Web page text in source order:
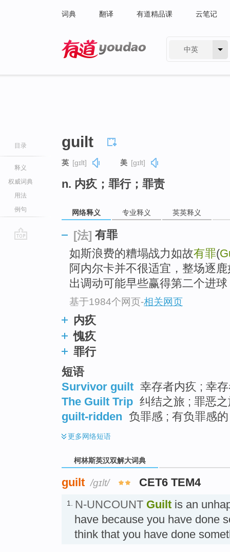
词典 翻译 有道精品课 云笔记
中英
目录
释义
权威词典
用法
例句
guilt
英 [ɡɪlt] 美 [ɡɪlt]
n. 内疚；罪行；罪责
网络释义 专业释义 英英释义
[法] 有罪
如斯浪费的糟塌战力如故有罪(
阿内尔卡并不很适宜，整场逐
出调动可能早些赢得第二个进
基于1984个网页-相关网页
内疚
愧疚
罪行
短语
Survivor guilt 幸存者内疚 ; 幸
The Guilt Trip 纠结之旅 ; 罪恶
guilt-ridden 负罪感 ; 有负罪感的
更多网络短语
柯林斯英汉双解大词典
guilt /ɡɪlt/ CET6 TEM4
1. N-UNCOUNT Guilt is an
have because you have done
think that you have done